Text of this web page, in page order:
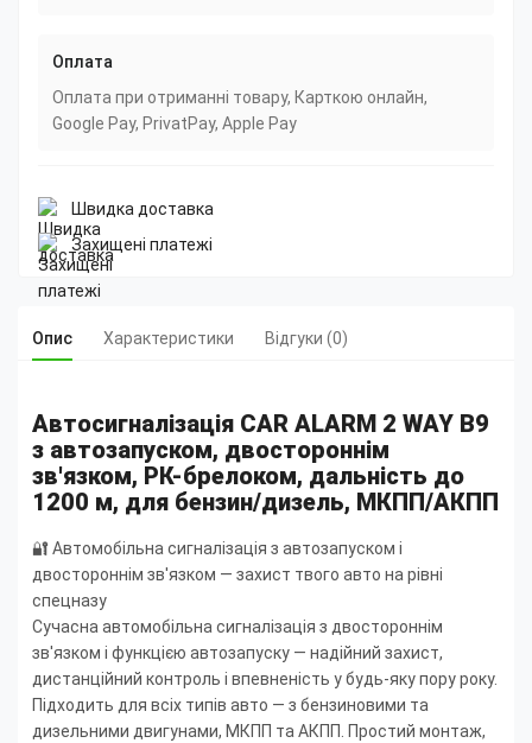
Оплата
Оплата при отриманні товару, Карткою онлайн,
Google Pay, PrivatPay, Apple Pay
Швидка доставка
Захищені платежі
Опис Характеристики Відгуки (0)
Автосигналізація CAR ALARM 2 WAY B9
з автозапуском, двостороннім
зв'язком, РК-брелоком, дальність до
1200 м, для бензин/дизель, МКПП/АКПП
🔐 Автомобільна сигналізація з автозапуском і
двостороннім зв'язком — захист твого авто на рівні
спецназу
Сучасна автомобільна сигналізація з двостороннім
зв'язком і функцією автозапуску — надійний захист,
дистанційний контроль і впевненість у будь-яку пору року.
Підходить для всіх типів авто — з бензиновими та
дизельними двигунами, МКПП та АКПП. Простий монтаж,